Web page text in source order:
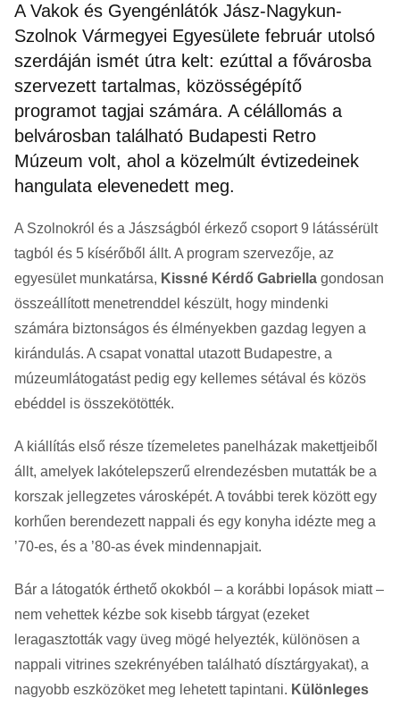
A Vakok és Gyengénlátók Jász-Nagykun-
Szolnok Vármegyei Egyesülete február utolsó
szerdáján ismét útra kelt: ezúttal a fővárosba
szervezett tartalmas, közösségépítő
programot tagjai számára. A célállomás a
belvárosban található Budapesti Retro
Múzeum volt, ahol a közelmúlt évtizedeinek
hangulata elevenedett meg.
A Szolnokról és a Jászságból érkező csoport 9 látássérült
tagból és 5 kísérőből állt. A program szervezője, az
egyesület munkatársa, Kissné Kérdő Gabriella gondosan
összeállított menetrenddel készült, hogy mindenki
számára biztonságos és élményekben gazdag legyen a
kirándulás. A csapat vonattal utazott Budapestre, a
múzeumlátogatást pedig egy kellemes sétával és közös
ebéddel is összekötötték.
A kiállítás első része tízemeletes panelházak makettjeiből
állt, amelyek lakótelepszerű elrendezésben mutatták be a
korszak jellegzetes városképét. A további terek között egy
korhűen berendezett nappali és egy konyha idézte meg a
’70-es, és a ’80-as évek mindennapjait.
Bár a látogatók érthető okokból – a korábbi lopások miatt –
nem vehettek kézbe sok kisebb tárgyat (ezeket
leragasztották vagy üveg mögé helyezték, különösen a
nappali vitrines szekrényében található dísztárgyakat), a
nagyobb eszközöket meg lehetett tapintani. Különleges